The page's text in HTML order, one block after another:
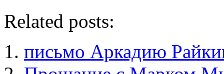
Related posts:
письмо Аркадию